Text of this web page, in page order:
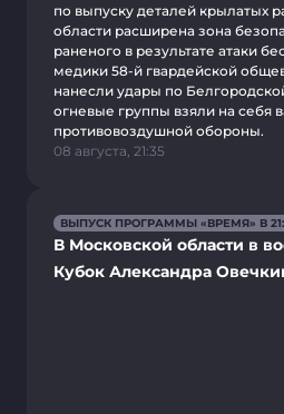
по выпуску деталей крылатых
области расширена зона
раненого в результате атаки
медики 58-й гвардейской
нанесли удары по
огневые группы взяли на себя
противовоздушной обороны.
08 августа, 21:35
ВЫПУСК ПРОГРАММЫ «ВРЕМЯ» В
В Московской области в
Кубок Александра